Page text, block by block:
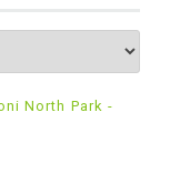
North Park -